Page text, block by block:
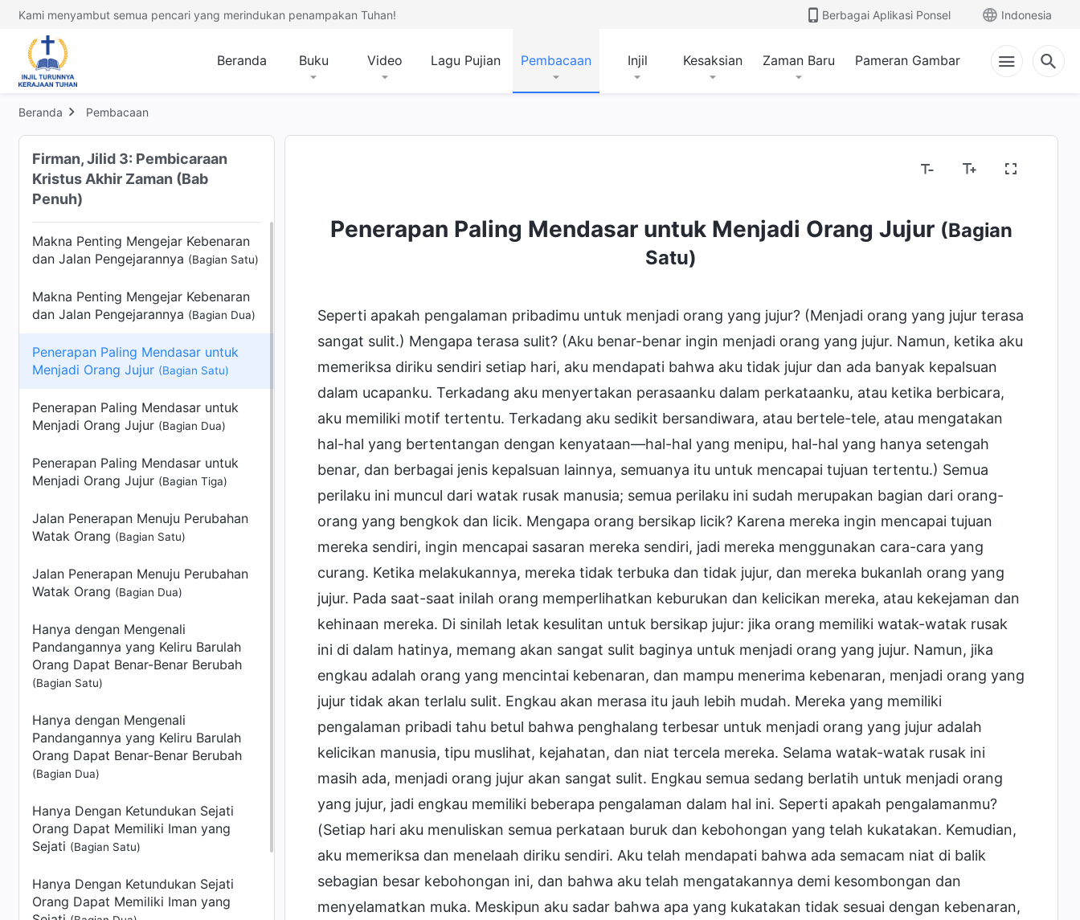
Kami menyambut semua pencari yang merindukan penampakan Tuhan! Berbagai Aplikasi Ponsel Indonesia
Beranda Buku Video Lagu Pujian Pembacaan Injil Kesaksian Zaman Baru Pameran Gambar
Beranda Pembacaan
Firman, Jilid 3: Pembicaraan
Kristus Akhir Zaman (Bab
Penuh)
Makna Penting Mengejar Kebenaran
dan Jalan Pengejarannya (Bagian Satu)
Makna Penting Mengejar Kebenaran
dan Jalan Pengejarannya (Bagian Dua)
Penerapan Paling Mendasar untuk
Menjadi Orang Jujur (Bagian Satu)
Penerapan Paling Mendasar untuk
Menjadi Orang Jujur (Bagian Dua)
Penerapan Paling Mendasar untuk
Menjadi Orang Jujur (Bagian Tiga)
Jalan Penerapan Menuju Perubahan
Watak Orang (Bagian Satu)
Jalan Penerapan Menuju Perubahan
Watak Orang (Bagian Dua)
Hanya dengan Mengenali
Pandangannya yang Keliru Barulah
Orang Dapat Benar-Benar Berubah
(Bagian Satu)
Hanya dengan Mengenali
Pandangannya yang Keliru Barulah
Orang Dapat Benar-Benar Berubah
(Bagian Dua)
Hanya Dengan Ketundukan Sejati
Orang Dapat Memiliki Iman yang
Sejati (Bagian Satu)
Hanya Dengan Ketundukan Sejati
Orang Dapat Memiliki Iman yang
Penerapan Paling Mendasar untuk Menjadi Orang Jujur (Bagian
Satu)
Seperti apakah pengalaman pribadimu untuk menjadi orang yang jujur? (Menjadi orang yang jujur terasa
sangat sulit.) Mengapa terasa sulit? (Aku benar-benar ingin menjadi orang yang jujur. Namun, ketika aku
memeriksa diriku sendiri setiap hari, aku mendapati bahwa aku tidak jujur dan ada banyak kepalsuan
dalam ucapanku. Terkadang aku menyertakan perasaanku dalam perkataanku, atau ketika berbicara,
aku memiliki motif tertentu. Terkadang aku sedikit bersandiwara, atau bertele-tele, atau mengatakan
hal-hal yang bertentangan dengan kenyataan—hal-hal yang menipu, hal-hal yang hanya setengah
benar, dan berbagai jenis kepalsuan lainnya, semuanya itu untuk mencapai tujuan tertentu.) Semua
perilaku ini muncul dari watak rusak manusia; semua perilaku ini sudah merupakan bagian dari orang-
orang yang bengkok dan licik. Mengapa orang bersikap licik? Karena mereka ingin mencapai tujuan
mereka sendiri, ingin mencapai sasaran mereka sendiri, jadi mereka menggunakan cara-cara yang
curang. Ketika melakukannya, mereka tidak terbuka dan tidak jujur, dan mereka bukanlah orang yang
jujur. Pada saat-saat inilah orang memperlihatkan keburukan dan kelicikan mereka, atau kekejaman dan
kehinaan mereka. Di sinilah letak kesulitan untuk bersikap jujur: jika orang memiliki watak-watak rusak
ini di dalam hatinya, memang akan sangat sulit baginya untuk menjadi orang yang jujur. Namun, jika
engkau adalah orang yang mencintai kebenaran, dan mampu menerima kebenaran, menjadi orang yang
jujur tidak akan terlalu sulit. Engkau akan merasa itu jauh lebih mudah. Mereka yang memiliki
pengalaman pribadi tahu betul bahwa penghalang terbesar untuk menjadi orang yang jujur adalah
kelicikan manusia, tipu muslihat, kejahatan, dan niat tercela mereka. Selama watak-watak rusak ini
masih ada, menjadi orang jujur akan sangat sulit. Engkau semua sedang berlatih untuk menjadi orang
yang jujur, jadi engkau memiliki beberapa pengalaman dalam hal ini. Seperti apakah pengalamanmu?
(Setiap hari aku menuliskan semua perkataan buruk dan kebohongan yang telah kukatakan. Kemudian,
aku memeriksa dan menelaah diriku sendiri. Aku telah mendapati bahwa ada semacam niat di balik
sebagian besar kebohongan ini, dan bahwa aku telah mengatakannya demi kesombongan dan
menyelamatkan muka. Meskipun aku sadar bahwa apa yang kukatakan tidak sesuai dengan kebenaran,